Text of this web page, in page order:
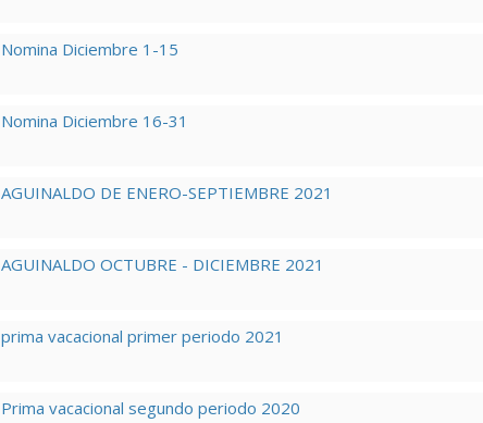
Nomina Diciembre 1-15
Nomina Diciembre 16-31
AGUINALDO DE ENERO-SEPTIEMBRE 2021
AGUINALDO OCTUBRE - DICIEMBRE 2021
prima vacacional primer periodo 2021
Prima vacacional segundo periodo 2020